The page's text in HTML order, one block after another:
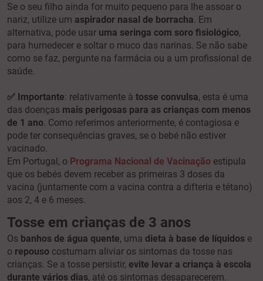
Se o seu filho ainda for muito pequeno para lhe assoar o
nariz, utilize um aspirador nasal de borracha. Em
alternativa, pode usar uma seringa com soro fisiológico,
para humedecer e soltar o muco das narinas. Se não sabe
como se faz, pergunte na farmácia ou a um profissional de
saúde.
✅ Importante: relativamente à tosse convulsa, esta é uma
das doenças mais perigosas para as crianças com menos
de 1 ano. Como referimos anteriormente, é contagiosa e
pode ter consequências graves, se o bebé não estiver
vacinado.
Em Portugal, o Programa Nacional de Vacinação estipula
que os bebés devem receber as primeiras 3 doses da
vacina (juntamente com a vacina contra a difteria e tétano)
aos 2, 4 e 6 meses.
Tosse em crianças de 3 anos
Os banhos de água quente, uma dieta à base de líquidos e
o repouso costumam aliviar os sintomas da tosse nas
crianças. Se a tosse persistir, evite levar a criança à escola
durante vários dias, até os sintomas desaparecerem.